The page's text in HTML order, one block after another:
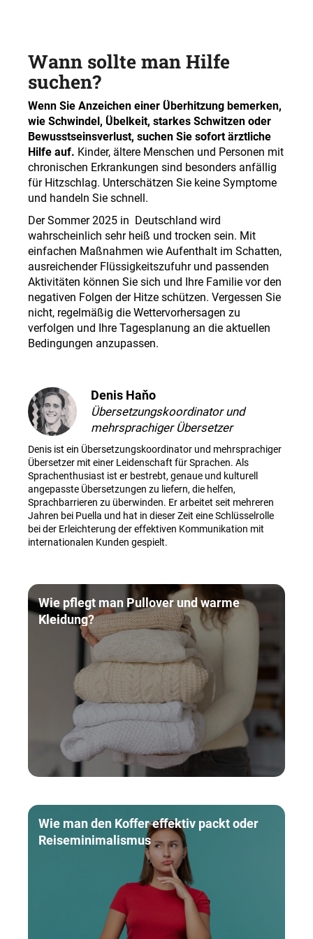
Wann sollte man Hilfe
suchen?
Wenn Sie Anzeichen einer Überhitzung bemerken,
wie Schwindel, Übelkeit, starkes Schwitzen oder
Bewusstseinsverlust, suchen Sie sofort ärztliche
Hilfe auf. Kinder, ältere Menschen und Personen mit
chronischen Erkrankungen sind besonders anfällig
für Hitzschlag. Unterschätzen Sie keine Symptome
und handeln Sie schnell.
Der Sommer 2025 in Deutschland wird
wahrscheinlich sehr heiß und trocken sein. Mit
einfachen Maßnahmen wie Aufenthalt im Schatten,
ausreichender Flüssigkeitszufuhr und passenden
Aktivitäten können Sie sich und Ihre Familie vor den
negativen Folgen der Hitze schützen. Vergessen Sie
nicht, regelmäßig die Wettervorhersagen zu
verfolgen und Ihre Tagesplanung an die aktuellen
Bedingungen anzupassen.
Denis Haňo
Übersetzungskoordinator und
mehrsprachiger Übersetzer
Denis ist ein Übersetzungskoordinator und mehrsprachiger
Übersetzer mit einer Leidenschaft für Sprachen. Als
Sprachenthusiast ist er bestrebt, genaue und kulturell
angepasste Übersetzungen zu liefern, die helfen,
Sprachbarrieren zu überwinden. Er arbeitet seit mehreren
Jahren bei Puella und hat in dieser Zeit eine Schlüsselrolle
bei der Erleichterung der effektiven Kommunikation mit
internationalen Kunden gespielt.
Wie pflegt man Pullover und warme
Kleidung?
Wie man den Koffer effektiv packt oder
Reiseminimalismus